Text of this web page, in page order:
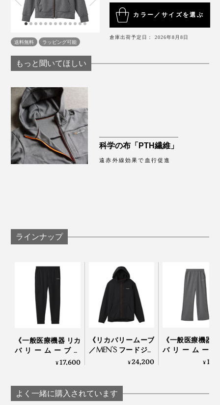
りがスースー冷えるのですが、『VENEX』のタイツの
おかげで、ほかほか。こんなに薄い生地なのに不思議で
筋肉痛を覚悟していましたが、今朝起きてみるといつも
よりダルさもなく、スッキリしていました。
安い買い物ではないと思いますが、その日の疲れを持ち
越さずに済むことを思えば、投資価値は絶大。もう手放
せません！
送料無料 ラッピング可能
カラー／サイズを選ぶ
倉庫出荷予定日： 2026年8月8日
もっと聞いてほしい
科学の布「PTH繊維」
遠赤外線効果で血行促進
ラインナップ
《一般医療機器 リカ
バリームーブ／
MEN’S ジョガーパン
改善する「リカバリ
ーウエア」｜VENEX
¥17,600
《リカバリームーブ
／MEN’S フードジャ
ケット》移動時間を
ア」｜VENEX
¥24,200
《一般医療機器
バリームー
LADY’S ワイド
¥
よく一緒に購入されています